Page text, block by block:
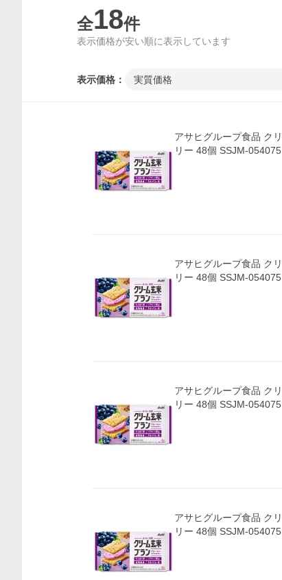
全18件
表示価格が安い順に表示しています
表示価格： 実質価格
アサヒグループ食品 クリーム玄米ブランブルーベ
リー 48個 SSJM-054075
アサヒグループ食品 クリーム玄米ブランブルーベ
リー 48個 SSJM-054075
アサヒグループ食品 クリーム玄米ブランブルーベ
リー 48個 SSJM-054075
アサヒグループ食品 クリーム玄米ブランブルーベ
リー 48個 SSJM-054075